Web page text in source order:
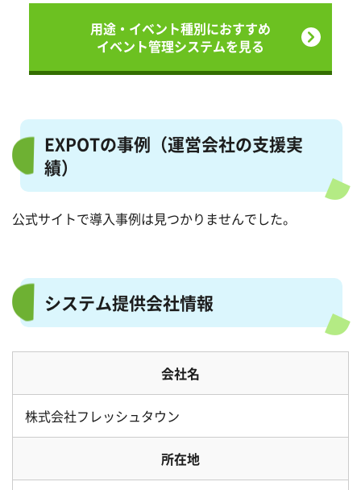
用途・イベント種別におすすめ
イベント管理システムを見る
EXPOTの事例（運営会社の支援実
績）
公式サイトで導入事例は見つかりませんでした。
システム提供会社情報
会社名
株式会社フレッシュタウン
所在地